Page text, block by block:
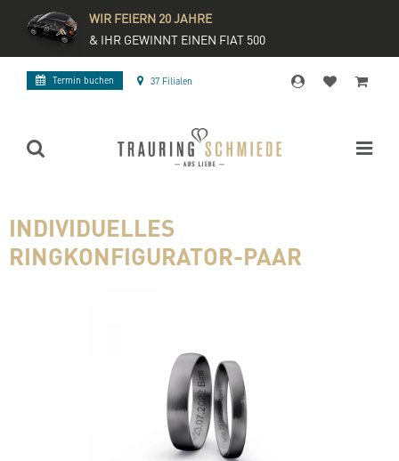
WIR FEIERN 20 JAHRE
& IHR GEWINNT EINEN FIAT 500
Termin buchen 37 Filialen
INDIVIDUELLES
RINGKONFIGURATOR-PAAR